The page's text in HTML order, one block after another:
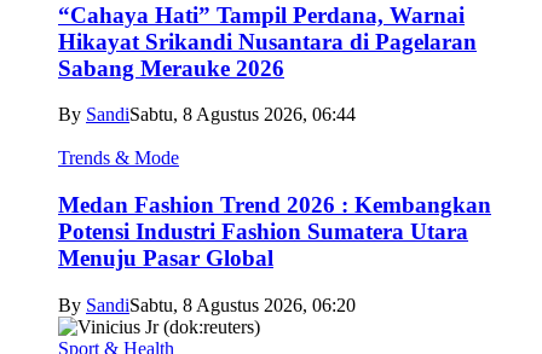
“Cahaya Hati” Tampil Perdana, Warnai
Hikayat Srikandi Nusantara di Pagelaran
Sabang Merauke 2026
By SandiSabtu, 8 Agustus 2026, 06:44
Trends & Mode
Medan Fashion Trend 2026 : Kembangkan
Potensi Industri Fashion Sumatera Utara
Menuju Pasar Global
By SandiSabtu, 8 Agustus 2026, 06:20
Sport & Health